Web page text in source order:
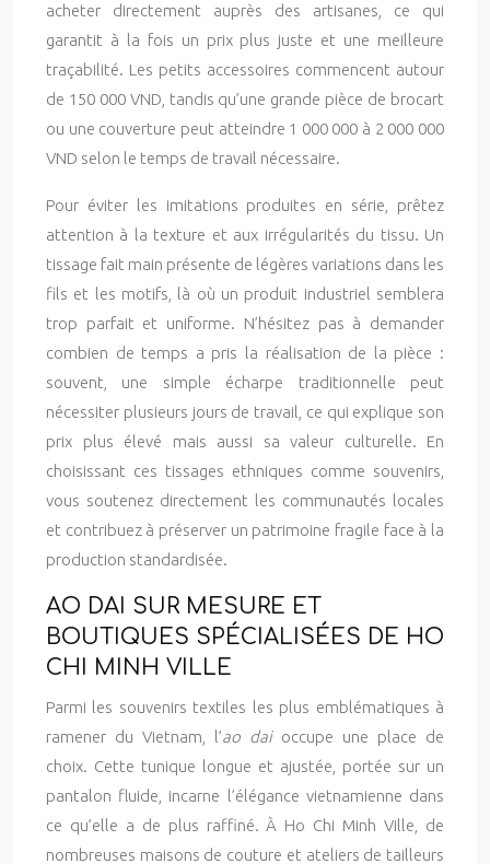
acheter directement auprès des artisanes, ce qui
garantit à la fois un prix plus juste et une meilleure
traçabilité. Les petits accessoires commencent autour
de 150 000 VND, tandis qu’une grande pièce de brocart
ou une couverture peut atteindre 1 000 000 à 2 000 000
VND selon le temps de travail nécessaire.
Pour éviter les imitations produites en série, prêtez
attention à la texture et aux irrégularités du tissu. Un
tissage fait main présente de légères variations dans les
fils et les motifs, là où un produit industriel semblera
trop parfait et uniforme. N’hésitez pas à demander
combien de temps a pris la réalisation de la pièce :
souvent, une simple écharpe traditionnelle peut
nécessiter plusieurs jours de travail, ce qui explique son
prix plus élevé mais aussi sa valeur culturelle. En
choisissant ces tissages ethniques comme souvenirs,
vous soutenez directement les communautés locales
et contribuez à préserver un patrimoine fragile face à la
production standardisée.
AO DAI SUR MESURE ET
BOUTIQUES SPÉCIALISÉES DE HO
CHI MINH VILLE
Parmi les souvenirs textiles les plus emblématiques à
ramener du Vietnam, l’ao daioccupe une place de
choix. Cette tunique longue et ajustée, portée sur un
pantalon fluide, incarne l’élégance vietnamienne dans
ce qu’elle a de plus raffiné. À Ho Chi Minh Ville, de
nombreuses maisons de couture et ateliers de tailleurs